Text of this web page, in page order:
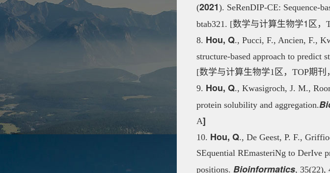
(2021). SeRenDIP-CE: Sequence-
btab321. [数学与计算生物学1区 ，
8. Hou, Q., Pucci, F., Ancien, F.,
structure-based approach to predict
[数学与计算生物学1区，TOP期刊
9. Hou, Q., Kwasigroch, J. M.,
protein solubility and aggregation.
A]
10. Hou, Q., De Geest, P. F.,
SEquential REmasteriNg to DerIve
positions. Bioinformatics, 35(22),